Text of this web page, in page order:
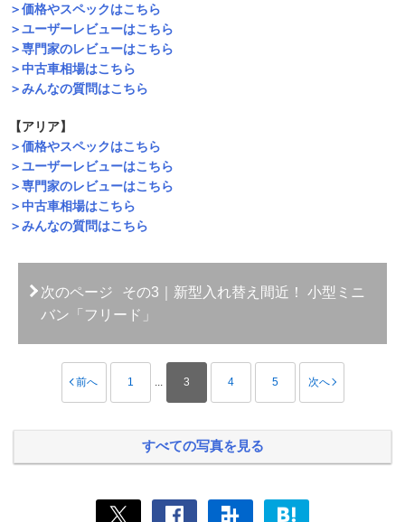
＞価格やスペックはこちら
＞ユーザーレビューはこちら
＞専門家のレビューはこちら
＞中古車相場はこちら
＞みんなの質問はこちら
【アリア】
＞価格やスペックはこちら
＞ユーザーレビューはこちら
＞専門家のレビューはこちら
＞中古車相場はこちら
＞みんなの質問はこちら
次のページ
その3｜新型入れ替え間近！ 小型ミニ
バン「フリード」
前へ 1 ... 3 4 5 次へ
すべての写真を見る